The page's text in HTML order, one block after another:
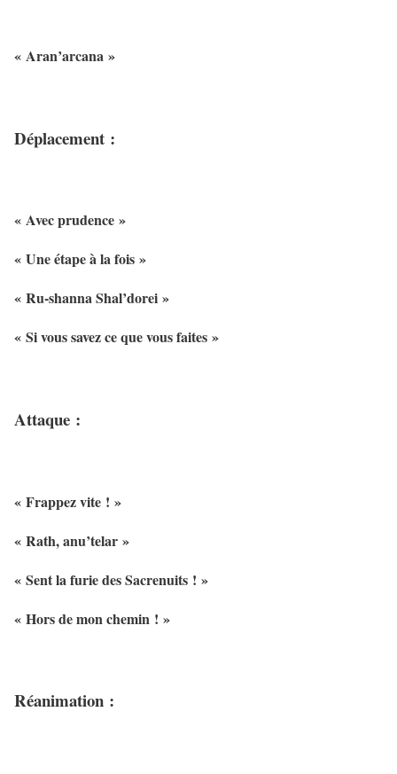
« Aran’arcana »
Déplacement :
« Avec prudence »
« Une étape à la fois »
« Ru-shanna Shal’dorei »
« Si vous savez ce que vous faites »
Attaque :
« Frappez vite ! »
« Rath, anu’telar »
« Sent la furie des Sacrenuits ! »
« Hors de mon chemin ! »
Réanimation :